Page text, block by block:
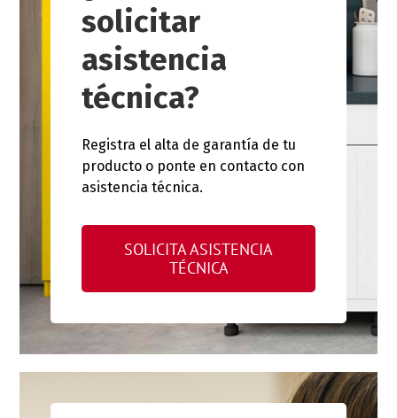
solicitar
asistencia
técnica?
Registra el alta de garantía de tu
producto o ponte en contacto con
asistencia técnica.
SOLICITA ASISTENCIA
TÉCNICA